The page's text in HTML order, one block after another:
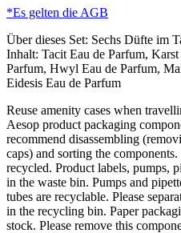
*Es gelten die AGB
Über dieses Set: Sechs Düfte im
Inhalt: Tacit Eau de Parfum,
Parfum, Hwyl Eau de Parfum,
Eidesis Eau de Parfum
Reuse amenity cases when
Aesop product packaging
recommend disassembling
caps) and sorting the
recycled. Product labels, pumps,
in the waste bin. Pumps and
tubes are recyclable. Please
in the recycling bin. Paper
stock. Please remove this